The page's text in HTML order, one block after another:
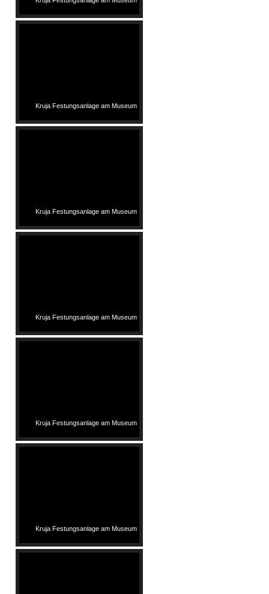
Kruja Festungsanlage am Museum
Kruja Festungsanlage am Museum
Kruja Festungsanlage am Museum
Kruja Festungsanlage am Museum
Kruja Festungsanlage am Museum